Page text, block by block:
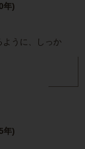
年)
うに、しっか
年)